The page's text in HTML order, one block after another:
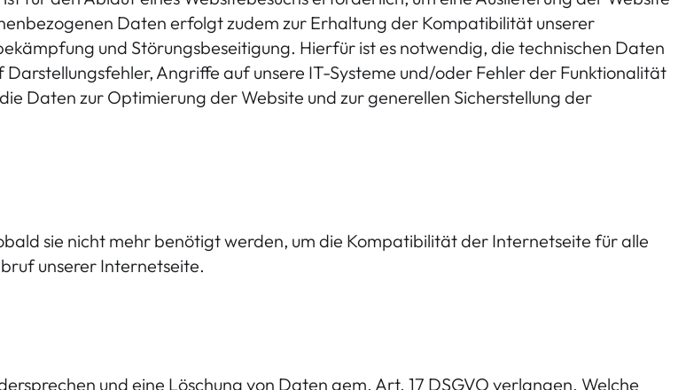
Daten erfolgt zudem zur Erhaltung der Kompatibilität unserer
und Störungsbeseitigung. Hierfür ist es notwendig, die technischen Daten
Angriffe auf unsere IT-Systeme und/oder Fehler der Funktionalität
Daten zur Optimierung der Website und zur generellen Sicherstellung der
sie nicht mehr benötigt werden, um die Kompatibilität der Internetseite für alle
unserer Internetseite.
und eine Löschung von Daten gem. Art. 17 DSGVO verlangen. Welche